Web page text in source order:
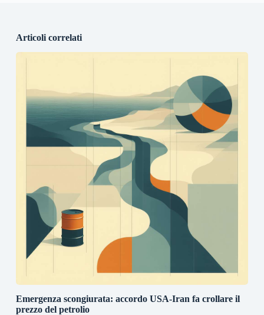
Articoli correlati
Emergenza scongiurata: accordo USA-Iran fa crollare il
prezzo del petrolio